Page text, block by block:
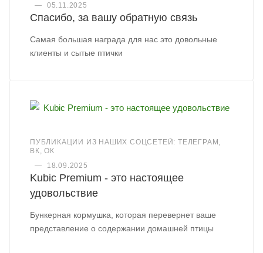
—
05.11.2025
Спасибо, за вашу обратную связь
Самая большая награда для нас это довольные
клиенты и сытые птички
ПУБЛИКАЦИИ ИЗ НАШИХ СОЦСЕТЕЙ: ТЕЛЕГРАМ,
ВК, ОК
—
18.09.2025
Kubic Premium - это настоящее
удовольствие
Бункерная кормушка, которая перевернет ваше
представление о содержании домашней птицы